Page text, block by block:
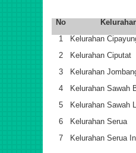
No
1
Kelurahan
2
Kelurahan Ciputat
3
Kelurahan
4
Kelurahan Sawah
5
Kelurahan Sawah
6
Kelurahan Serua
7
Kelurahan Serua